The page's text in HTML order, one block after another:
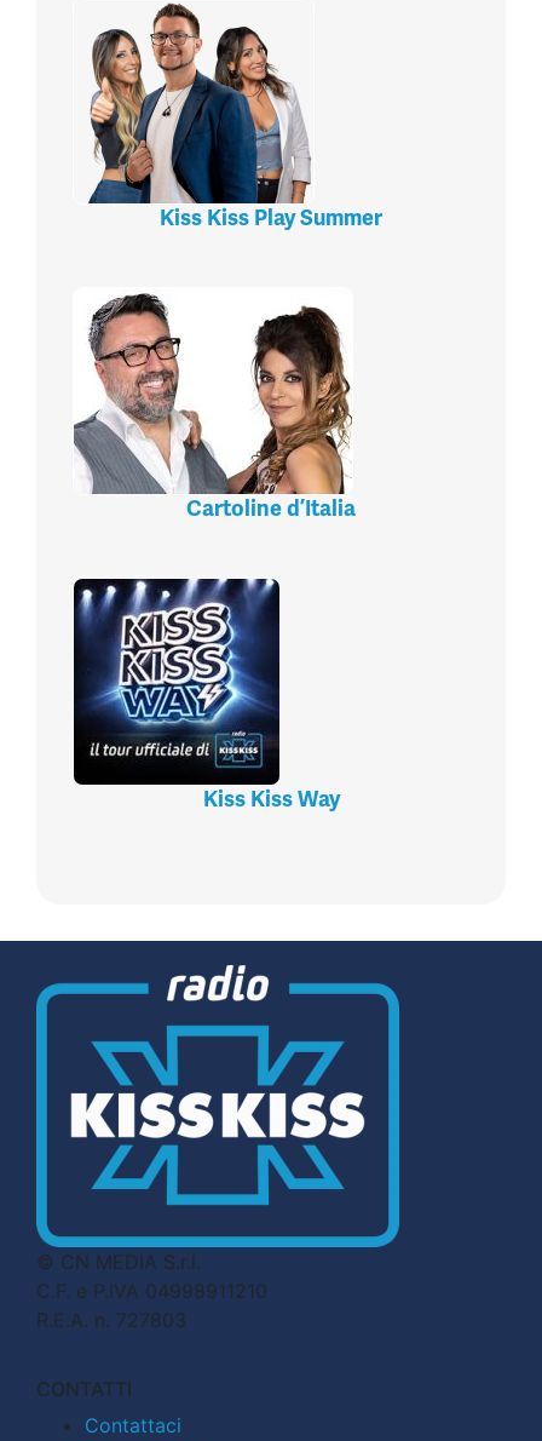
Kiss Kiss Play Summer
Cartoline d’Italia
Kiss Kiss Way
© CN MEDIA S.r.l.
C.F. e P.IVA 04998911210
R.E.A. n. 727803
CONTATTI
Contattaci